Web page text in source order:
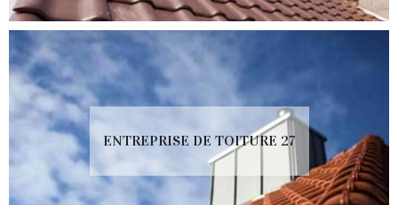
ENTREPRISE DE TOITURE 27